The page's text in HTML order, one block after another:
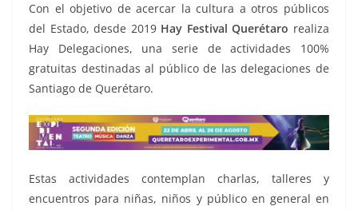
Con el objetivo de acercar la cultura a otros públicos
del Estado, desde 2019 Hay Festival Querétaro realiza
Hay Delegaciones, una serie de actividades 100%
gratuitas destinadas al público de las delegaciones de
Santiago de Querétaro.
Estas actividades contemplan charlas, talleres y
encuentros para niñas, niños y público en general en